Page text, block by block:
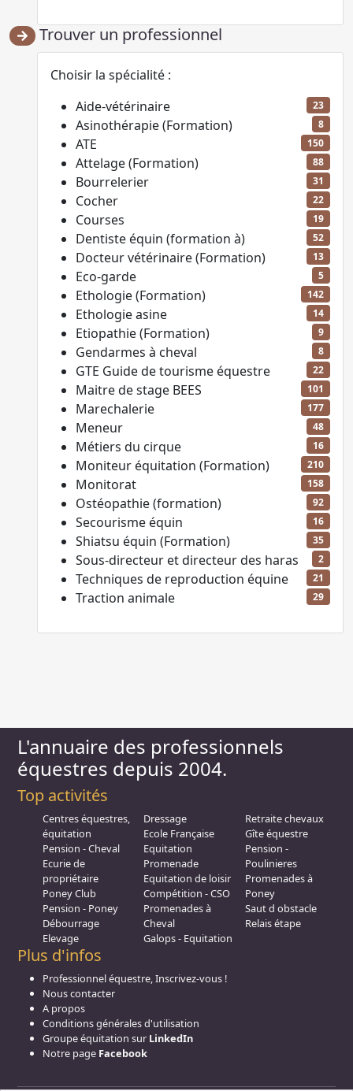
Trouver un professionnel
Choisir la spécialité :
Aide-vétérinaire
23
Asinothérapie (Formation) 8
ATE 150
Attelage (Formation) 88
Bourrelerier 31
Cocher 22
Courses 19
Dentiste équin (formation à) 52
Docteur vétérinaire (Formation) 13
Eco-garde 5
Ethologie (Formation) 142
Ethologie asine 14
Etiopathie (Formation) 9
Gendarmes à cheval 8
GTE Guide de tourisme équestre 22
Maitre de stage BEES 101
Marechalerie 177
Meneur 48
Métiers du cirque 16
Moniteur équitation (Formation) 210
Monitorat 158
Ostéopathie (formation) 92
Secourisme équin 16
Shiatsu équin (Formation) 35
Sous-directeur et directeur des haras 2
Techniques de reproduction équine 21
Traction animale 29
L'annuaire des professionnels
équestres depuis 2004.
Top activités
Centres équestres,
équitation
Pension - Cheval
Ecurie de
propriétaire
Poney Club
Pension - Poney
Débourrage
Elevage
Dressage
Ecole Française
Equitation
Promenade
Equitation de loisir
Compétition - CSO
Promenades à
Cheval
Galops - Equitation
Retraite chevaux
Gîte équestre
Pension -
Poulinieres
Promenades à
Poney
Saut d obstacle
Relais étape
Plus d'infos
Professionnel équestre, Inscrivez-vous !
Nous contacter
A propos
Conditions générales d'utilisation
Groupe équitation sur LinkedIn
Notre page Facebook